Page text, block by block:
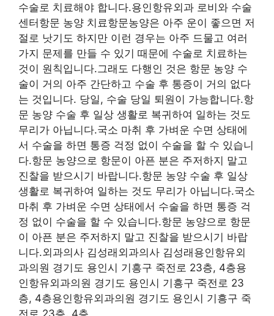
수술로 치료해야 합니다.용인항유외과 로비와 수술
센터항문 농양 치료항문농양은 아주 운이 좋으면 저
절로 낫기도 하지만 이런 경우는 아주 드물고 여러
가지 문제를 만들 수 있기 때문에 수술로 치료하는
것이 원칙입니다.그래도 다행인 것은 항문 농양 수
술이 거의 아주 간단하고 수술 후 통증이 거의 없다
는 것입니다. 당일, 수술 당일 퇴원이 가능합니다.항
문 농양 수술 후 일상 생활로 복귀하여 일하는 것도
무리가 아닙니다.국소 마취 후 가벼운 수면 상태에
서 수술을 하면 통증 걱정 없이 수술을 할 수 있습니
다.항문 농양으로 항문이 아픈 분은 주저하지 말고
진찰을 받으시기 바랍니다.항문 농양 수술 후 일상
생활로 복귀하여 일하는 것도 무리가 아닙니다.국소
마취 후 가벼운 수면 상태에서 수술을 하면 통증 걱
정 없이 수술을 할 수 있습니다.항문 농양으로 항문
이 아픈 분은 주저하지 말고 진찰을 받으시기 바랍
니다.외과의사 김성래외과의사 김성래용인항유외
과의원 경기도 용인시 기흥구 죽전로 23층, 4층용
인항유외과의원 경기도 용인시 기흥구 죽전로 23
층, 4층용인항유외과의원 경기도 용인시 기흥구 죽
전로 23층, 4층